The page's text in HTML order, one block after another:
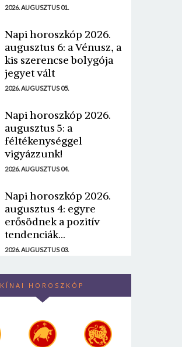
2026. AUGUSZTUS 01.
Napi horoszkóp 2026.
augusztus 6: a Vénusz, a
kis szerencse bolygója
jegyet vált
2026. AUGUSZTUS 05.
Napi horoszkóp 2026.
augusztus 5: a
féltékenységgel
vigyázzunk!
2026. AUGUSZTUS 04.
Napi horoszkóp 2026.
augusztus 4: egyre
erősödnek a pozitív
tendenciák...
2026. AUGUSZTUS 03.
KÍNAI HOROSZKÓP